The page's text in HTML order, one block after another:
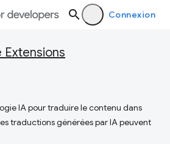
Connexion
Extensions
IA pour traduire le contenu dans
traductions générées par IA peuvent